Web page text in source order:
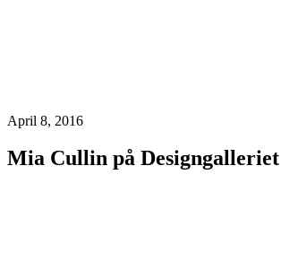
April 8, 2016
Mia Cullin på Designgalleriet